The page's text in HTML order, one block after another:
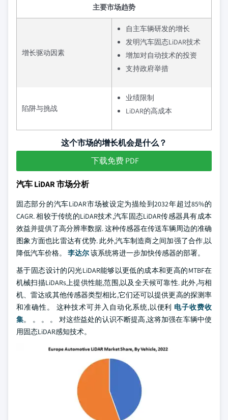
主要市场趋势
增长驱动因素
自主车辆研发的增长
发明汽车固态LiDAR技术
增加对自动技术的投资
支持政府举措
陷阱与挑战
业绩限制
LiDAR的高成本
这个市场的增长机会是什么？
下载免费 PDF
汽车 LiDAR 市场分析
固态部分的汽车LiDAR市场被设定为描绘到2032年超过85%的
CAGR. 相较于传统的LiDAR技术,汽车固态LiDAR传感器具有成本
效益并提供了高分辨率数据. 这种传感器在传送车辆周边的准确
图象方面也比雷达有优势. 此外,汽车制造商之间加强了合作,以
降低汽车价格。 李达尔该系统将进一步加快传感器的部署。
基于固态设计的闪光LiDAR能够以更低的成本和更高的MTBF在
机械扫描LiDARs上提供性能,范围,以及全天候可靠性. 此外,与相
机、雷达或其他传感器类型相比,它们还可以提供更高的探测率
和准确性。 这种技术可并入自动化系统,以便利 电子收费收
集。 。 。 。 对这些益处的认识不断提高,这将加强在车辆中使
用固态LiDAR感知技术。